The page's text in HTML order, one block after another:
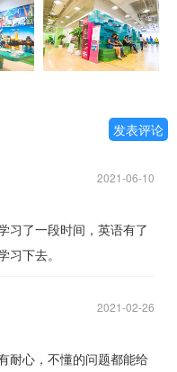
发表评论
2021-06-10
习了一段时间，英语有了
习下去。
2021-02-26
耐心，不懂的问题都能给